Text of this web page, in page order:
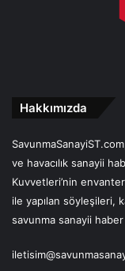
Hakkımızda
ve havacılık sanayii
Kuvvetleri’nin
ile yapılan söyleşileri,
savunma sanayii